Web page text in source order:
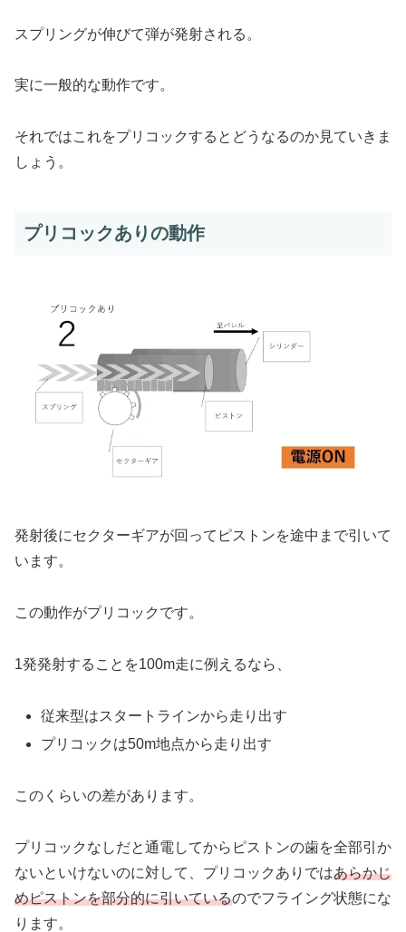
スプリングが伸びて弾が発射される。
実に一般的な動作です。
それではこれをプリコックするとどうなるのか見ていきま
しょう。
プリコックありの動作
発射後にセクターギアが回ってピストンを途中まで引いて
います。
この動作がプリコックです。
1発発射することを100m走に例えるなら、
従来型はスタートラインから走り出す
プリコックは50m地点から走り出す
このくらいの差があります。
プリコックなしだと通電してからピストンの歯を全部引か
ないといけないのに対して、プリコックありではあらかじ
めピストンを部分的に引いているのでフライング状態にな
ります。